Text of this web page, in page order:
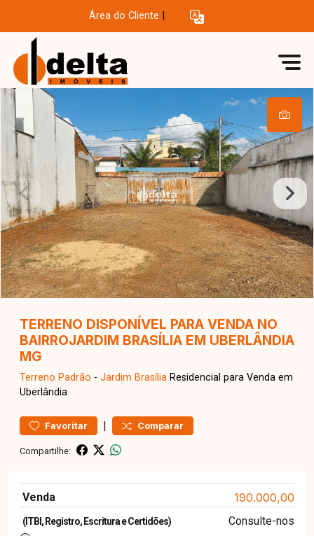
Área do Cliente
TERRENO DISPONÍVEL PARA VENDA NO
BAIRROJARDIM BRASÍLIA EM UBERLÂNDIA
MG
Terreno Padrão - Jardim Brasília Residencial para Venda em
Uberlândia
Favoritar | Comparar
Compartilhe:
Venda 190.000,00
(ITBI, Registro, Escritura e Certidões) Consulte-nos